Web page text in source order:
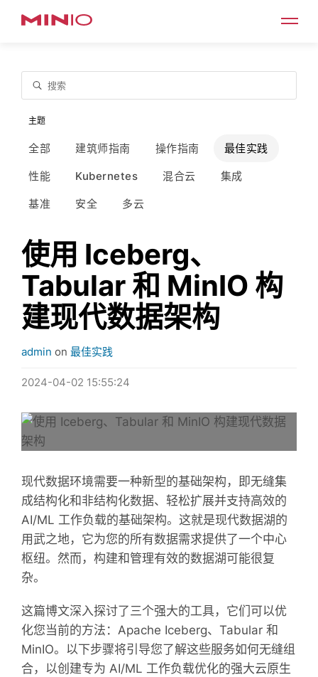
搜索
主题
全部 建筑师指南 操作指南 最佳实践
性能 Kubernetes 混合云 集成
基准 安全 多云
使用 Iceberg、
Tabular 和 MinIO 构
建现代数据架构
admin on 最佳实践
2024-04-02 15:55:24
现代数据环境需要一种新型的基础架构，即无缝集
成结构化和非结构化数据、轻松扩展并支持高效的
AI/ML 工作负载的基础架构。这就是现代数据湖的
用武之地，它为您的所有数据需求提供了一个中心
枢纽。然而，构建和管理有效的数据湖可能很复
杂。
这篇博文深入探讨了三个强大的工具，它们可以优
化您当前的方法：Apache Iceberg、Tabular 和
MinIO。以下步骤将引导您了解这些服务如何无缝组
合，以创建专为 AI/ML 工作负载优化的强大云原生